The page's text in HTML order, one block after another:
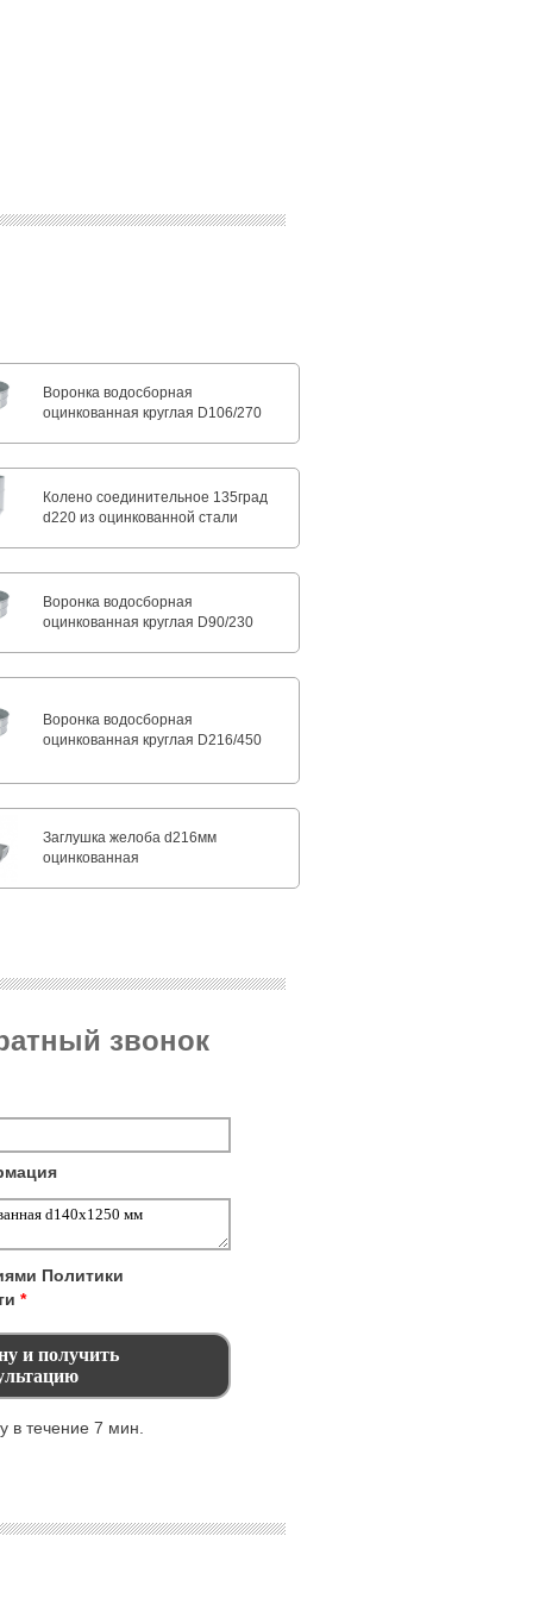
Воронка водосборная
оцинкованная круглая D106/270
Колено соединительное 135град
d220 из оцинкованной стали
Воронка водосборная
оцинкованная круглая D90/230
Воронка водосборная
оцинкованная круглая D216/450
Заглушка желоба d216мм
оцинкованная
звонок
Политики
*
в течение 7 мин.